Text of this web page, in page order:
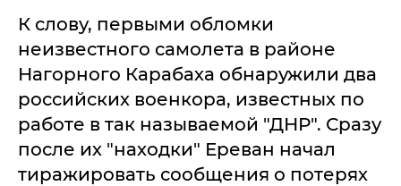
К слову, первыми обломки
неизвестного самолета в районе
Нагорного Карабаха обнаружили два
российских военкора, известных по
работе в так называемой "ДНР". Сразу
после их "находки" Ереван начал
тиражировать сообщения о потерях